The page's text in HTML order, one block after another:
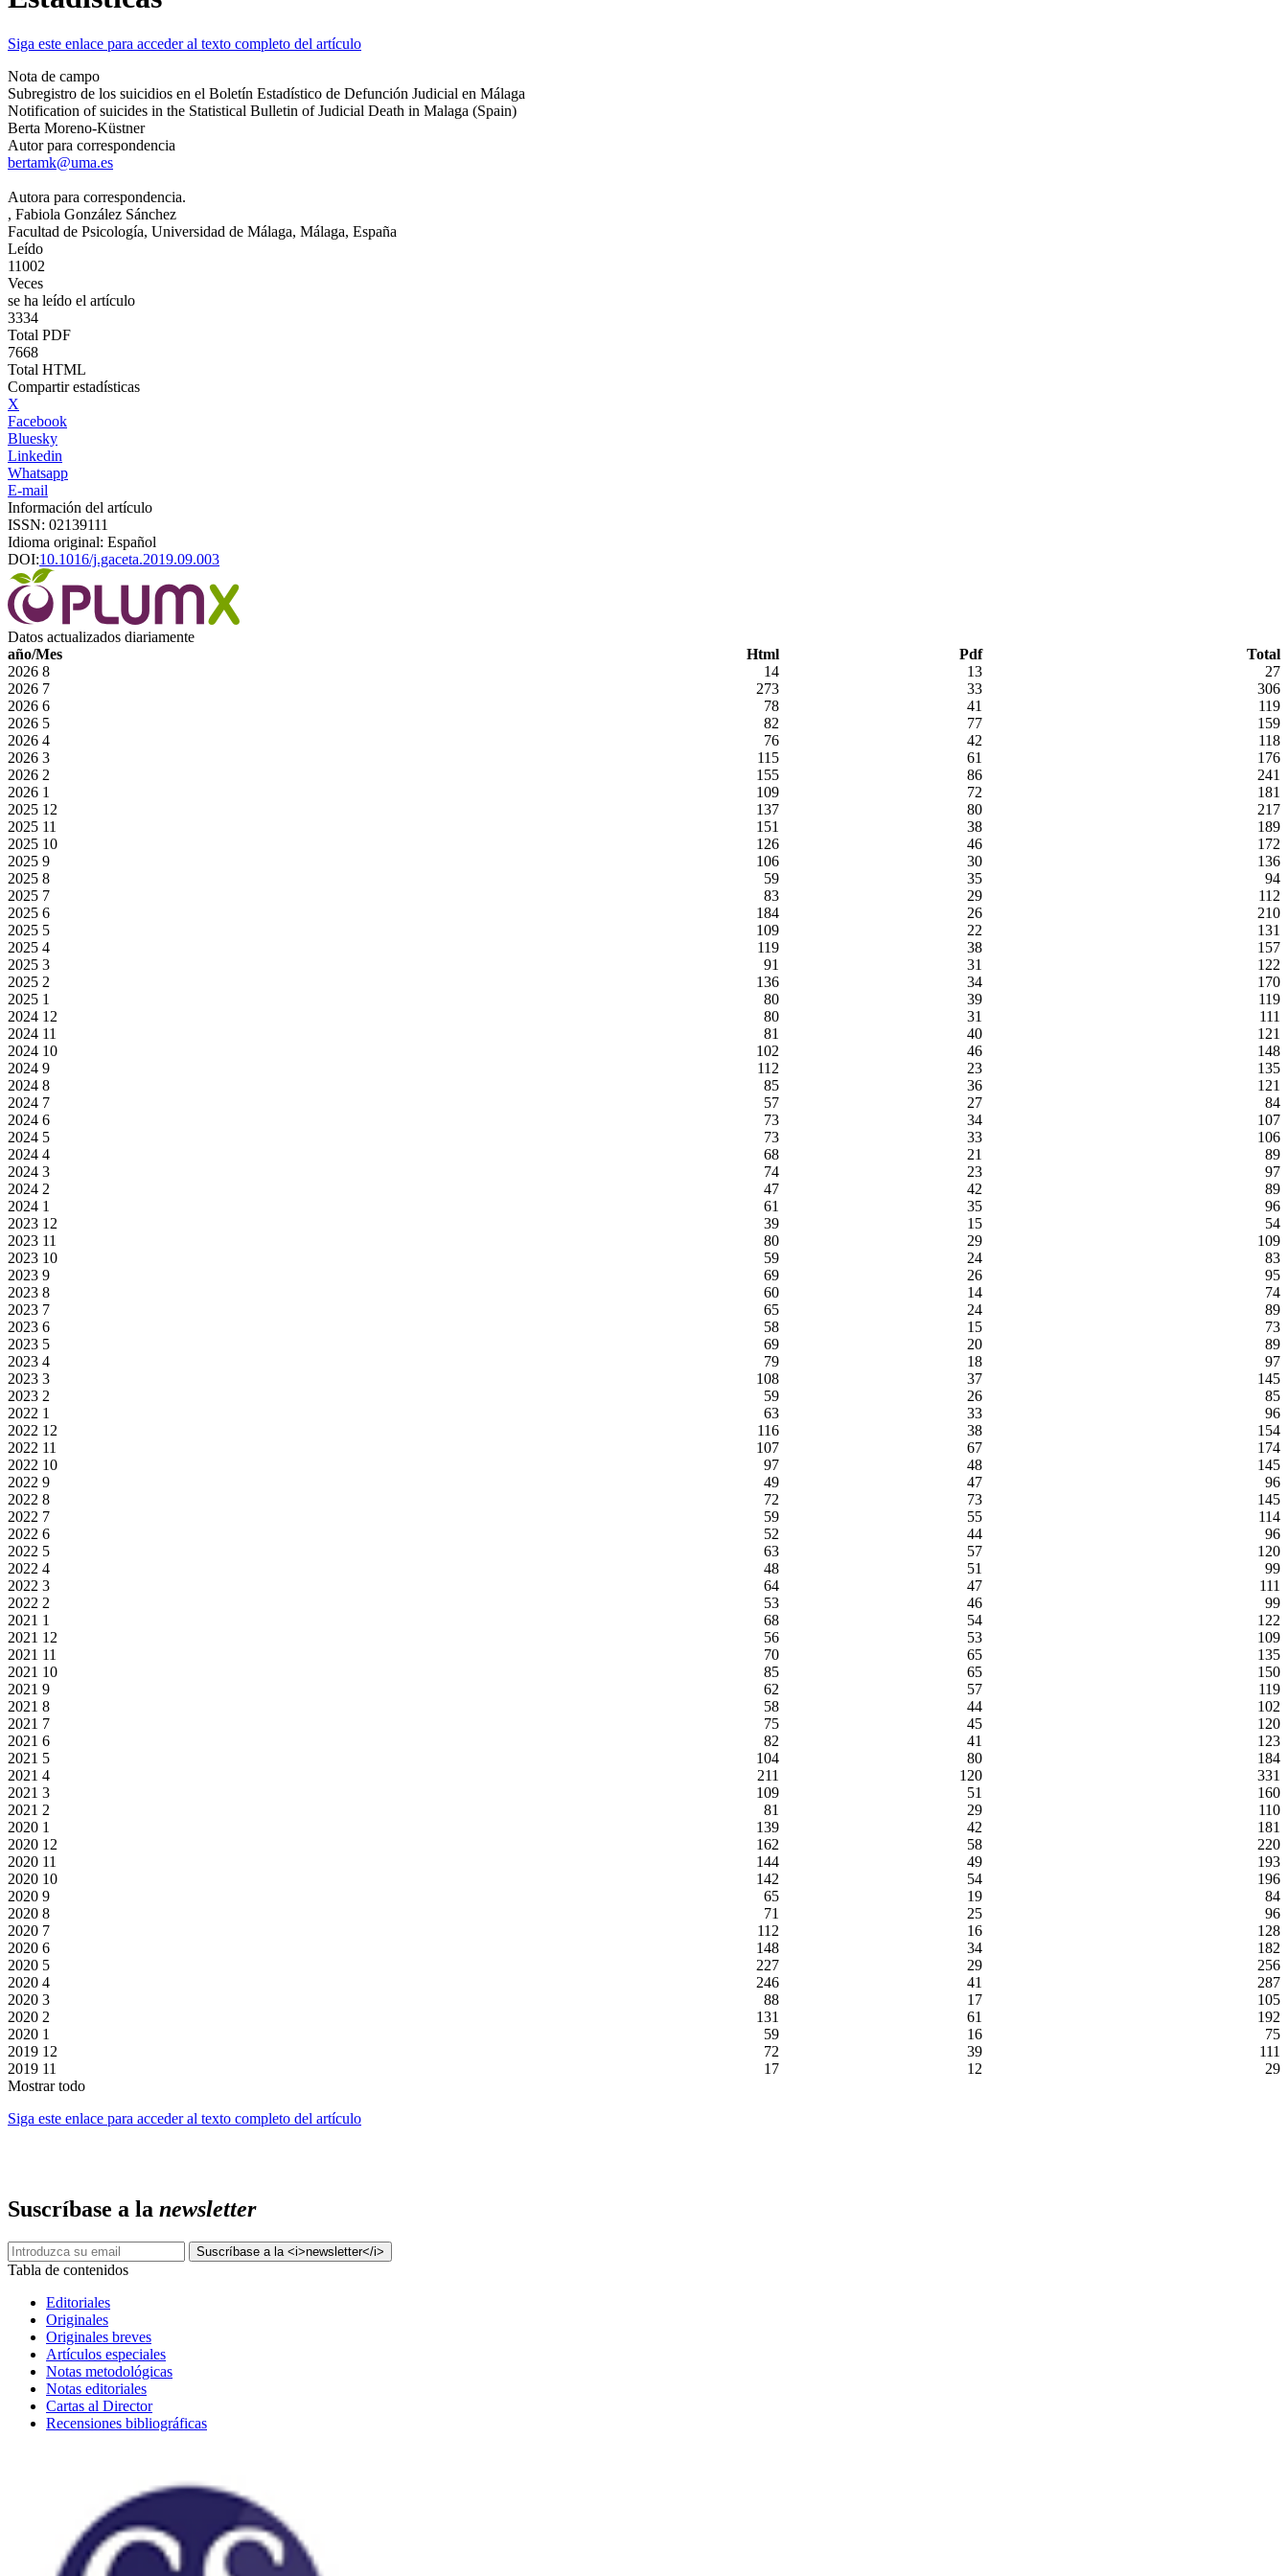
Siga este enlace para acceder al texto completo del artículo
Nota de campo
Subregistro de los suicidios en el Boletín Estadístico de Defunción Judicial en Málaga
Notification of suicides in the Statistical Bulletin of Judicial Death in Malaga (Spain)
Berta Moreno-Küstner
Autor para correspondencia
bertamk@uma.es
Autora para correspondencia.
, Fabiola González Sánchez
Facultad de Psicología, Universidad de Málaga, Málaga, España
Leído
11002
Veces
se ha leído el artículo
3334
Total PDF
7668
Total HTML
Compartir estadísticas
X
Facebook
Bluesky
Linkedin
Whatsapp
E-mail
Información del artículo
ISSN: 02139111
Idioma original: Español
DOI:10.1016/j.gaceta.2019.09.003
Datos actualizados diariamente
año/Mes
Html Pdf
Total
2026 8 14 13
27
2026 7 273 33
306
2026 6 78 41
119
2026 5 82 77
159
2026 4 76 42
118
2026 3 115 61
176
2026 2 155 86
241
2026 1 109 72
181
2025 12 137 80
217
2025 11 151 38
189
2025 10 126 46
172
2025 9 106 30
136
2025 8 59 35
94
2025 7 83 29
112
2025 6 184 26
210
2025 5 109 22
131
2025 4 119 38
157
2025 3 91 31
122
2025 2 136 34
170
2025 1 80 39
119
2024 12 80 31
111
2024 11 81 40
121
2024 10 102 46
148
2024 9 112 23
135
2024 8 85 36
121
2024 7 57 27
84
2024 6 73 34
107
2024 5 73 33
106
2024 4 68 21
89
2024 3 74 23
97
2024 2 47 42
89
2024 1 61 35
96
2023 12 39 15
54
2023 11 80 29
109
2023 10 59 24
83
2023 9 69 26
95
2023 8 60 14
74
2023 7 65 24
89
2023 6 58 15
73
2023 5 69 20
89
2023 4 79 18
97
2023 3 108 37
145
2023 2 59 26
85
2022 1 63 33
96
2022 12 116 38
154
2022 11 107 67
174
2022 10 97 48
145
2022 9 49 47
96
2022 8 72 73
145
2022 7 59 55
114
2022 6 52 44
96
2022 5 63 57
120
2022 4 48 51
99
2022 3 64 47
111
2022 2 53 46
99
2021 1 68 54
122
2021 12 56 53
109
2021 11 70 65
135
2021 10 85 65
150
2021 9 62 57
119
2021 8 58 44
102
2021 7 75 45
120
2021 6 82 41
123
2021 5 104 80
184
2021 4 211 120
331
2021 3 109 51
160
2021 2 81 29
110
2020 1 139 42
181
2020 12 162 58
220
2020 11 144 49
193
2020 10 142 54
196
2020 9 65 19
84
2020 8 71 25
96
2020 7 112 16
128
2020 6 148 34
182
2020 5 227 29
256
2020 4 246 41
287
2020 3 88 17
105
2020 2 131 61
192
2020 1 59 16
75
2019 12 72 39
111
2019 11 17 12
29
Mostrar todo
Siga este enlace para acceder al texto completo del artículo
Suscríbase a la newsletter
Tabla de contenidos
Editoriales
Originales
Originales breves
Artículos especiales
Notas metodológicas
Notas editoriales
Cartas al Director
Recensiones bibliográficas